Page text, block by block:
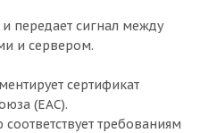
передает сигнал между
и сервером.
сертификат
(EAC).
требованиям